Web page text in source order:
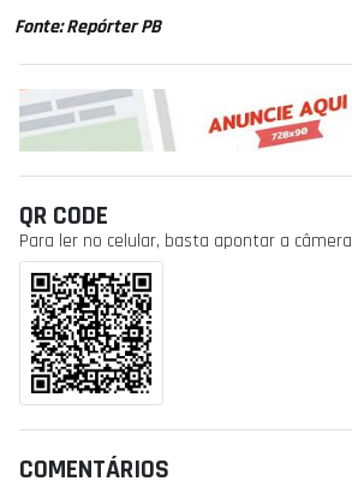
Fonte: Repórter PB
QR CODE
Para ler no celular, basta apontar a câmera
COMENTÁRIOS